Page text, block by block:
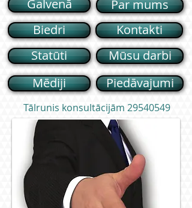
Galvenā
Par mums
Biedri
Kontakti
Statūti
Mūsu darbi
Mēdiji
Piedāvajumi
Tālrunis konsultācijām 29540549